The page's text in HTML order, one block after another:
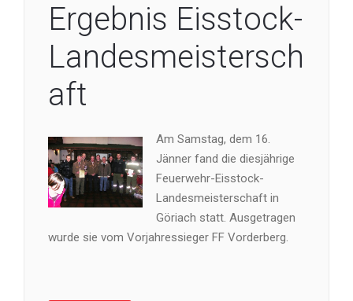
Ergebnis Eisstock-
Landesmeistersch
aft
Am Samstag, dem 16.
Jänner fand die diesjährige
Feuerwehr-Eisstock-
Landesmeisterschaft in
Göriach statt. Ausgetragen
wurde sie vom Vorjahressieger FF Vorderberg.